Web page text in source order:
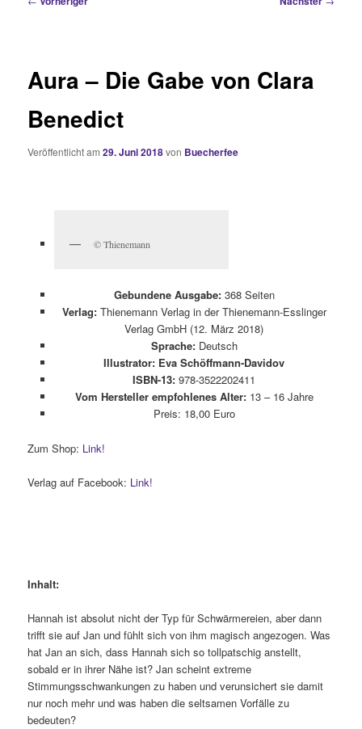
Aura – Die Gabe von Clara
Benedict
Veröffentlicht am29. Juni 2018von Buecherfee
© Thienemann
Gebundene Ausgabe:368 Seiten
Verlag:Thienemann Verlag in der Thienemann-Esslinger
Verlag GmbH (12. März 2018)
Sprache:Deutsch
Illustrator: Eva Schöffmann-Davidov
ISBN-13: 978-3522202411
Vom Hersteller empfohlenes Alter:13 – 16 Jahre
Preis: 18,00 Euro
Zum Shop: Link!
Verlag auf Facebook: Link!
Inhalt:
Hannah ist absolut nicht der Typ für Schwärmereien, aber dann
trifft sie auf Jan und fühlt sich von ihm magisch angezogen. Was
hat Jan an sich, dass Hannah sich so tollpatschig anstellt,
sobald er in ihrer Nähe ist? Jan scheint extreme
Stimmungsschwankungen zu haben und verunsichert sie damit
nur noch mehr und was haben die seltsamen Vorfälle zu
bedeuten?